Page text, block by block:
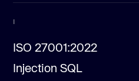
I
ISO 27001:2022
Injection SQL